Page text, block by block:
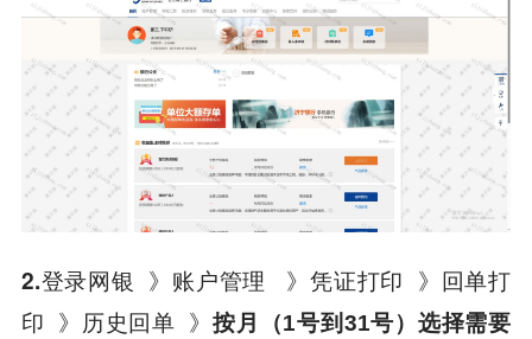
2.登录网银 》账户管理 》凭证打印 》回单打
印 》历史回单 》按月（1号到31号）选择需要